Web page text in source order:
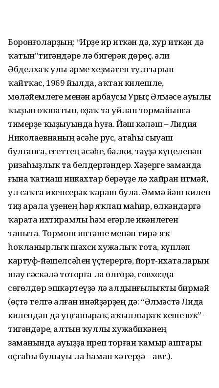
Боронғоларҙың: “Ирҙе ир иткән дә, хур иткән дә
ҡатын”тигәндәре лә бигерәк дөрөҫ. Ғәли
Әбделхаҡ улы әрме хеҙмәтен тултырып
ҡайтҡас, 1969 йылда, аҡтан килешле,
мөләйемлеге менән арбаусы Урыҫ Әлмәсе ауылы
ҡыҙын оҡшатып, оҙаҡ та уйлап тормайынса
тимерҙе ҡыҙыуында һуға. Йәш кәләш – Лидия
Николаевнаның әсәһе рус, атаһы сыуаш
булғанға, егеттең әсәһе, бәлки, тәүҙә күңеленән
ризаһыҙлыҡ та белдергәндер. Хәҙерге заманда
ғына ҡатнаш никахтар берәүҙе лә хайран итмәй,
ул саҡта икенсерәк ҡараш була. Әммә йәш килен
тиҙ арала үҙенең һәр яҡлап маһир, өлкәндәргә
ҡарата ихтирамлы һәм егәрле икәнлеген
таныта. Тормош иптәше менән тирә-яҡ
һоҡланырлыҡ шәхси хужалыҡ тота, күпләп
картуф-йәшелсәһен үҫтерергә, йорт-ихаталарын
шау сәскәлә тоторға ла өлгөрә, совхозда
сөгөлдөр эшкәртеүҙә лә алдынғылыҡты бирмәй
(өҫтә телгә алған инәйҙәрҙең дә: “Әлмәстә Лида
килендән дә уңғаныраҡ, аҡыллыраҡ кеше юҡ”-
тигәндәре, алтын ҡуллы хужабикәнең
заманында ауыҙҙа иреп торған ҡамыр аштары
оҫтаһы булыуы ла һаман хәтерҙә – авт.).